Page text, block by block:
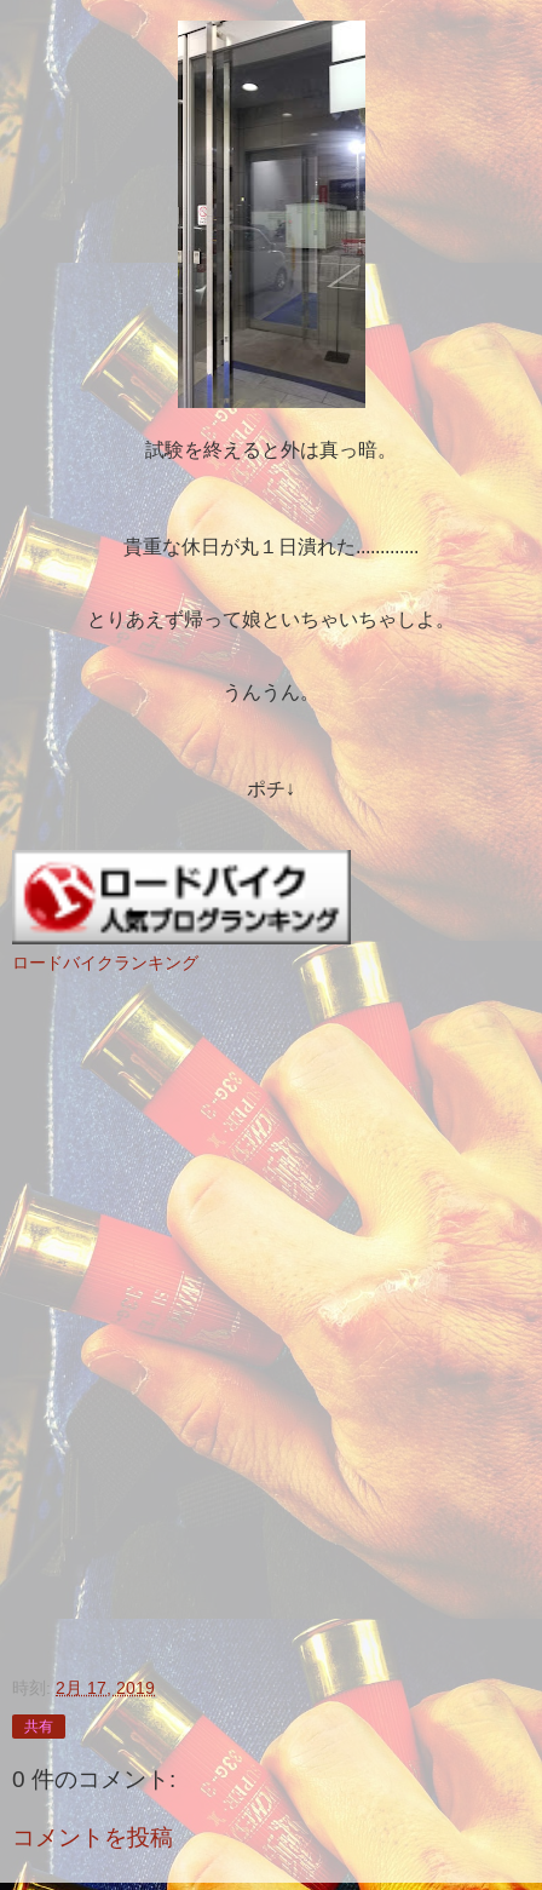
試験を終えると外は真っ暗。
貴重な休日が丸１日潰れた.............
とりあえず帰って娘といちゃいちゃしよ。
うんうん。
ポチ↓
ロードバイクランキング
時刻: 2月 17, 2019
共有
0 件のコメント:
コメントを投稿